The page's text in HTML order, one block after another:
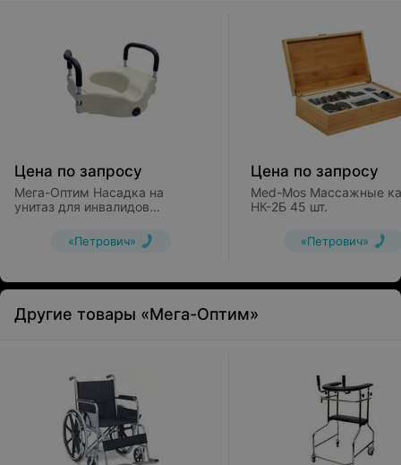
Цена по запросу
Мега-Оптим Насадка на
унитаз для инвалидов
«Петрович»
Цена по запросу
Med-Mos Массажные
НК-2Б 45 шт.
«Петрович»
Другие товары «Мега-Оптим»